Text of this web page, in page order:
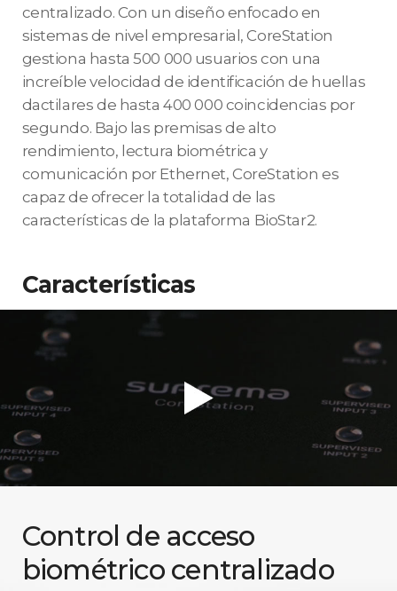
centralizado. Con un diseño enfocado en
sistemas de nivel empresarial, CoreStation
gestiona hasta 500 000 usuarios con una
increíble velocidad de identificación de huellas
dactilares de hasta 400 000 coincidencias por
segundo. Bajo las premisas de alto
rendimiento, lectura biométrica y
comunicación por Ethernet, CoreStation es
capaz de ofrecer la totalidad de las
características de la plataforma BioStar2.
Características
Control de acceso
biométrico centralizado